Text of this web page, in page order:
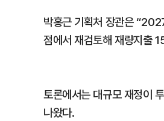
박홍근 기획처 장관은
점에서 재검토해 재량지출
토론에서는 대규모 재정이
나왔다.